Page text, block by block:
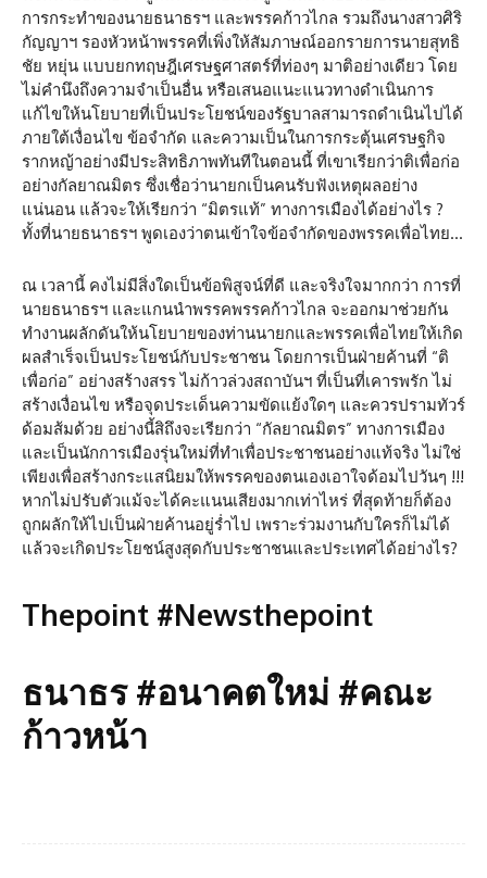
การกระทำของนายธนาธรฯ และพรรคก้าวไกล รวมถึงนางสาวศิริ
กัญญาฯ รองหัวหน้าพรรคที่เพิ่งให้สัมภาษณ์ออกรายการนายสุทธิ
ชัย หยุ่น แบบยกทฤษฎีเศรษฐศาสตร์ที่ท่องๆ มาติอย่างเดียว โดย
ไม่คำนึงถึงความจำเป็นอื่น หรือเสนอแนะแนวทางดำเนินการ
แก้ไขให้นโยบายที่เป็นประโยชน์ของรัฐบาลสามารถดำเนินไปได้
ภายใต้เงื่อนไข ข้อจำกัด และความเป็นในการกระตุ้นเศรษฐกิจ
รากหญ้าอย่างมีประสิทธิภาพทันทีในตอนนี้ ที่เขาเรียกว่าติเพื่อก่อ
อย่างกัลยาณมิตร ซึ่งเชื่อว่านายกเป็นคนรับฟังเหตุผลอย่าง
แน่นอน แล้วจะให้เรียกว่า “มิตรแท้” ทางการเมืองได้อย่างไร ?
ทั้งที่นายธนาธรฯ พูดเองว่าตนเข้าใจข้อจำกัดของพรรคเพื่อไทย…
ณ เวลานี้ คงไม่มีสิ่งใดเป็นข้อพิสูจน์ที่ดี และจริงใจมากกว่า การที่
นายธนาธรฯ และแกนนำพรรคพรรคก้าวไกล จะออกมาช่วยกัน
ทำงานผลักดันให้นโยบายของท่านนายกและพรรคเพื่อไทยให้เกิด
ผลสำเร็จเป็นประโยชน์กับประชาชน โดยการเป็นฝ่ายค้านที่ “ติ
เพื่อก่อ” อย่างสร้างสรร ไม่ก้าวล่วงสถาบันฯ ที่เป็นที่เคารพรัก ไม่
สร้างเงื่อนไข หรือจุดประเด็นความขัดแย้งใดๆ และควรปรามทัวร์
ด้อมส้มด้วย อย่างนี้สิถึงจะเรียกว่า “กัลยาณมิตร” ทางการเมือง
และเป็นนักการเมืองรุ่นใหม่ที่ทำเพื่อประชาชนอย่างแท้จริง ไม่ใช่
เพียงเพื่อสร้างกระแสนิยมให้พรรคของตนเองเอาใจด้อมไปวันๆ !!!
หากไม่ปรับตัวแม้จะได้คะแนนเสียงมากเท่าไหร่ ที่สุดท้ายก็ต้อง
ถูกผลักให้ไปเป็นฝ่ายค้านอยู่ร่ำไป เพราะร่วมงานกับใครก็ไม่ได้
แล้วจะเกิดประโยชน์สูงสุดกับประชาชนและประเทศได้อย่างไร?
Thepoint #Newsthepoint
ธนาธร #อนาคตใหม่ #คณะ
ก้าวหน้า